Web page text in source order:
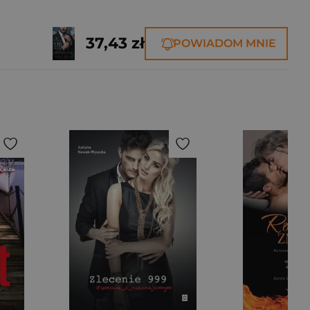
37,43 zł POWIADOM MNIE